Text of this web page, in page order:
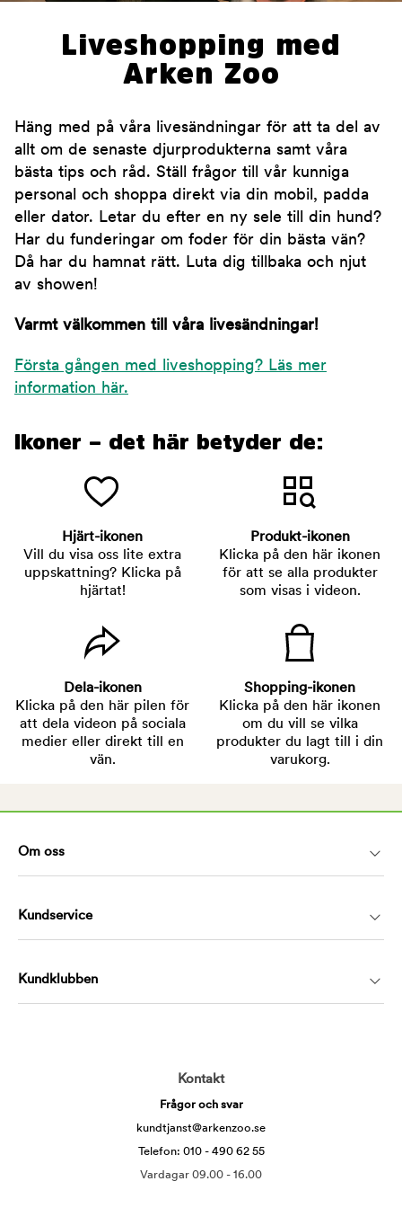
Liveshopping med
Arken Zoo
Häng med på våra livesändningar för att ta del av
allt om de senaste djurprodukterna samt våra
bästa tips och råd. Ställ frågor till vår kunniga
personal och shoppa direkt via din mobil, padda
eller dator. Letar du efter en ny sele till din hund?
Har du funderingar om foder för din bästa vän?
Då har du hamnat rätt. Luta dig tillbaka och njut
av showen!
Varmt välkommen till våra livesändningar!
Första gången med liveshopping? Läs mer
information här.
Ikoner – det här betyder de:
Hjärt-ikonen
Vill du visa oss lite extra
uppskattning? Klicka på
hjärtat!
Produkt-ikonen
Klicka på den här ikonen
för att se alla produkter
som visas i videon.
Dela-ikonen
Klicka på den här pilen för
att dela videon på sociala
medier eller direkt till en
vän.
Shopping-ikonen
Klicka på den här ikonen
om du vill se vilka
produkter du lagt till i din
varukorg.
Om oss
Kundservice
Kundklubben
Kontakt
Frågor och svar
kundtjanst@arkenzoo.se
Telefon: 010 - 490 62 55
Vardagar 09.00 - 16.00